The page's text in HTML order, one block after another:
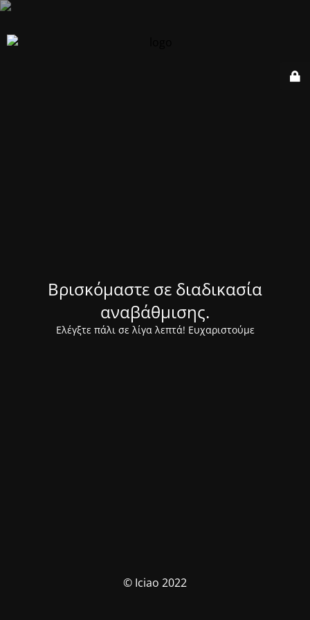
Βρισκόμαστε σε διαδικασία
αναβάθμισης.
Ελέγξτε πάλι σε λίγα λεπτά! Ευχαριστούμε
© Iciao 2022